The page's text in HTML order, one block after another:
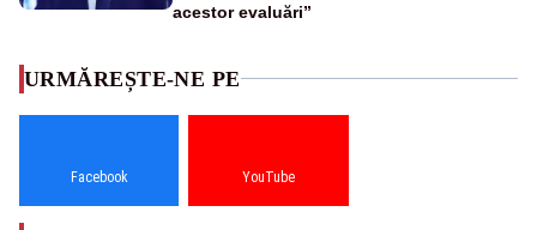
acestor evaluări”
URMĂREȘTE-NE PE
Facebook YouTube